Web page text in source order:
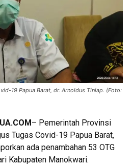
19 Papua Barat, dr. Arnoldus Tiniap. (Foto:
– Pemerintah Provinsi
Tugas Covid-19 Papua Barat,
ada penambahan 53 OTG
Kabupaten Manokwari.